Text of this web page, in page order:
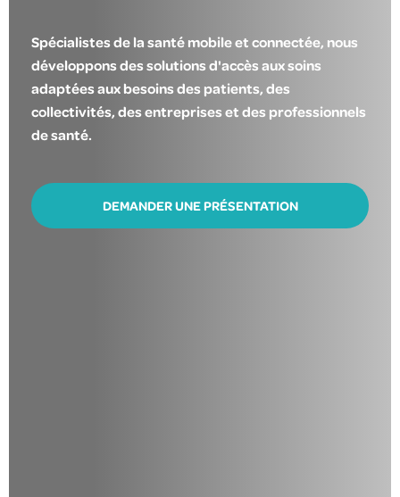
Spécialistes de la santé mobile et connectée, nous
développons des solutions d'accès aux soins
adaptées aux besoins des patients, des
collectivités, des entreprises et des professionnels
de santé.
DEMANDER UNE PRÉSENTATION